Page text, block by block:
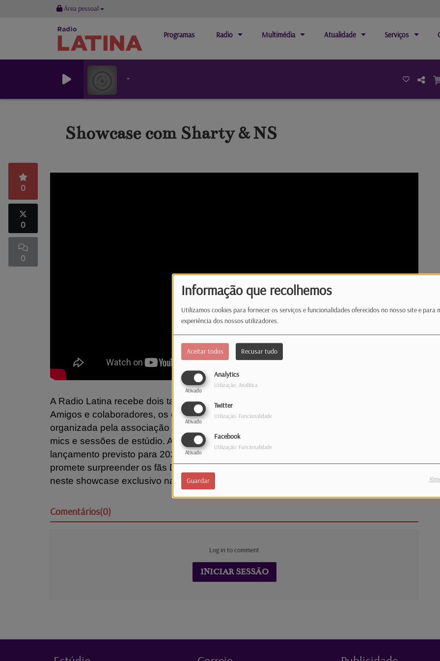
Informação que recolhemos
Utilizamos cookies para fornecer os serviços e funcionalidades oferecidos no nosso site e para
experiência dos nossos utilizadores.
Aceitar todos Recusar tudo
Analytics
Ativado
Utilização: Analítica
Twitter
Ativado
Utilização: Funcionalidade
Facebook
Ativado
Utilização: Funcionalidade
Guardar
Área pessoal
Programas Radio Multimédia Atualidade Serviços
-
Showcase com Sharty & NS
0
0
0
A Radio Latina recebe dois talentos em ascensão do rap moselano: Sharty e NS!
Amigos e colaboradores, os dois artistas conheceram-se durante uma entrevista
organizada pela associação Aluni’son e, desde então, têm partilhado palcos, open
mics e sessões de estúdio. Atualmente, ambos preparam os seus EPs a solo (com
lançamento previsto para 2025-2026) e trabalham também num projeto conjunto que
promete surpreender os fãs Descubra a energia e o flow autêntico de Sharty & NS
neste showcase exclusivo na Rádio Latina, dia 17 de outubro, às 17h10!
Comentários(0)
Log in to comment
INICIAR SESSÃO